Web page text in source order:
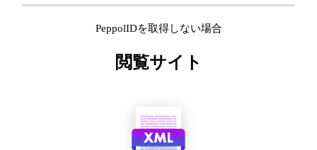
PeppolIDを取得しない場合
閲覧サイト